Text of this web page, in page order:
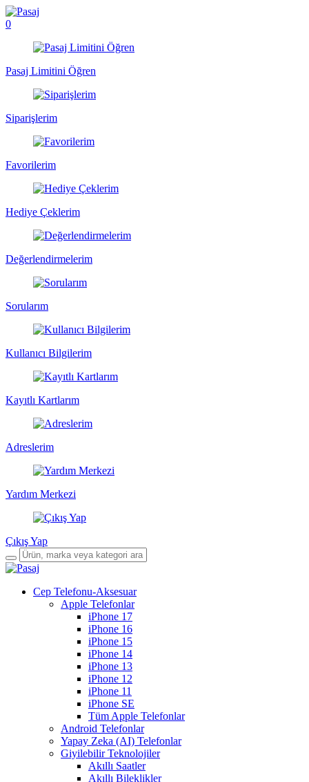
0
Pasaj Limitini Öğren
Siparişlerim
Favorilerim
Hediye Çeklerim
Değerlendirmelerim
Sorularım
Kullanıcı Bilgilerim
Kayıtlı Kartlarım
Adreslerim
Yardım Merkezi
Çıkış Yap
Cep Telefonu-Aksesuar
Apple Telefonlar
iPhone 17
iPhone 16
iPhone 15
iPhone 14
iPhone 13
iPhone 12
iPhone 11
iPhone SE
Tüm Apple Telefonlar
Android Telefonlar
Yapay Zeka (AI) Telefonlar
Giyilebilir Teknolojiler
Akıllı Saatler
Akıllı Bileklikler